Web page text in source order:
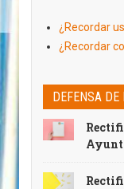
¿Recordar
¿Recordar
DEFENSA DE